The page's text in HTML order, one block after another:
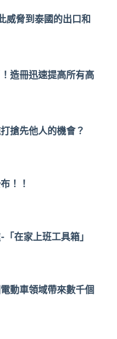
威脅到泰國的出口和
造冊迅速提高所有高
搶先他人的機會？
！！
在家上班工具箱」
動車領域帶來數千個